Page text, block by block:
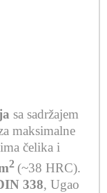
sa sadržajem
maksimalne
čelika i
2 (~38 HRC).
338, Ugao